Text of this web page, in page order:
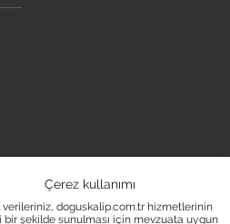
Çerez kullanımı
verileriniz, doguskalip.com.tr hizmetlerinin
bir şekilde sunulması için mevzuata uygun